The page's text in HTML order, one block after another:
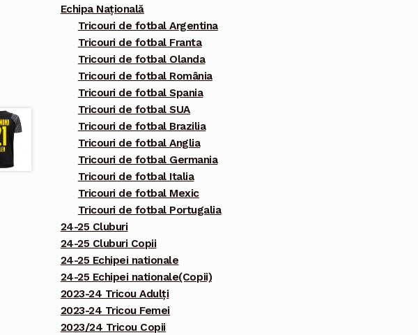
Echipa Națională
Tricouri de fotbal Argentina
Tricouri de fotbal Franta
Tricouri de fotbal Olanda
Tricouri de fotbal România
Tricouri de fotbal Spania
Tricouri de fotbal SUA
Tricouri de fotbal Brazilia
Tricouri de fotbal Anglia
Tricouri de fotbal Germania
Tricouri de fotbal Italia
Tricouri de fotbal Mexic
Tricouri de fotbal Portugalia
24-25 Cluburi
24-25 Cluburi Copii
24-25 Echipei nationale
24-25 Echipei nationale(Copii)
2023-24 Tricou Adulți
2023-24 Tricou Femei
2023/24 Tricou Copii